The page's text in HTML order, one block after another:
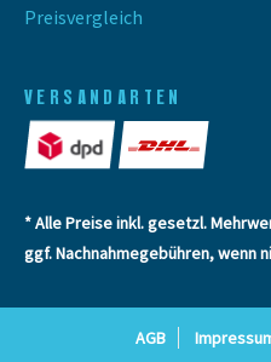
VERSANDARTEN
* Alle Preise inkl. gesetzl.
ggf. Nachnahmegebühren, wenn
AGB